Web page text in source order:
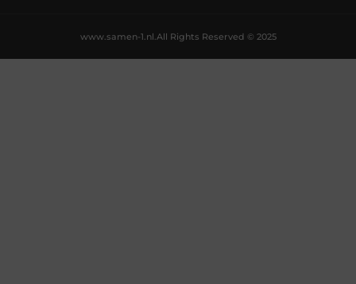
All Rights Reserved © 2025
www.samen-1.nl.